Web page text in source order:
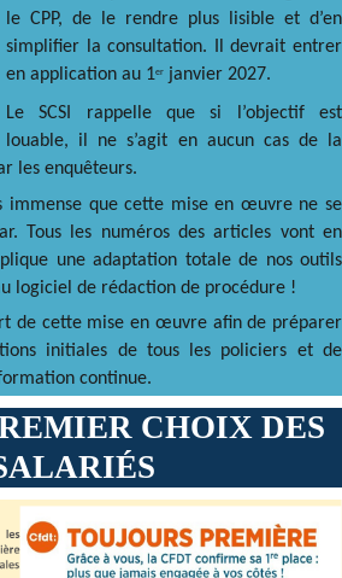
le CPP, de le rendre plus lisible et d’en
simplifier la consultation. Il devrait entrer
en application au 1er
janvier 2027.
Le SCSI rappelle que si l’objectif est
louable, il ne s’agit en aucun cas de la
les enquêteurs.
immense que cette mise en œuvre ne se
Tous les numéros des articles vont en
une adaptation totale de nos outils
logiciel de rédaction de procédure !
de cette mise en œuvre afin de préparer
initiales de tous les policiers et de
continue.
CHOIX DES